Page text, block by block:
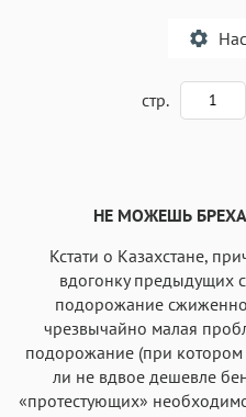
Аа Аа
стр.
НЕ МОЖЕШЬ
Кстати о Казахстане,
вдогонку предыдущих
подорожание
чрезвычайно малая
подорожание (при котором
ли не вдвое дешевле
«протестующих»